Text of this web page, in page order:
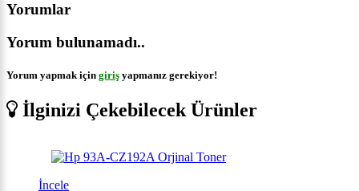
Yorumlar
Yorum bulunamadı..
Yorum yapmak için giriş yapmanız gerekiyor!
İlginizi Çekebilecek Ürünler
İncele